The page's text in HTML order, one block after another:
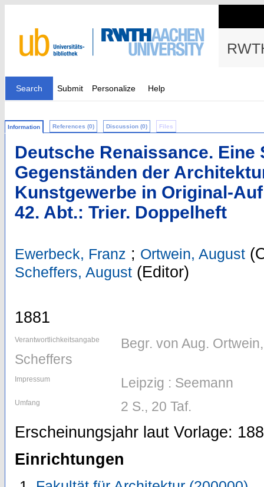
Search Submit Personalize Help
Information References (0) Discussion (0) Files
Deutsche Renaissance. Eine
Gegenständen der
Kunstgewerbe in Original-
42. Abt.: Trier. Doppelheft
Ewerbeck, Franz ; Ortwein, August
Scheffers, August (Editor)
1881
Verantwortlichkeitsangabe
Begr. von Aug.
Scheffers
Impressum Leipzig : Seemann
Umfang 2 S., 20 Taf.
Erscheinungsjahr laut Vorlage:
Einrichtungen